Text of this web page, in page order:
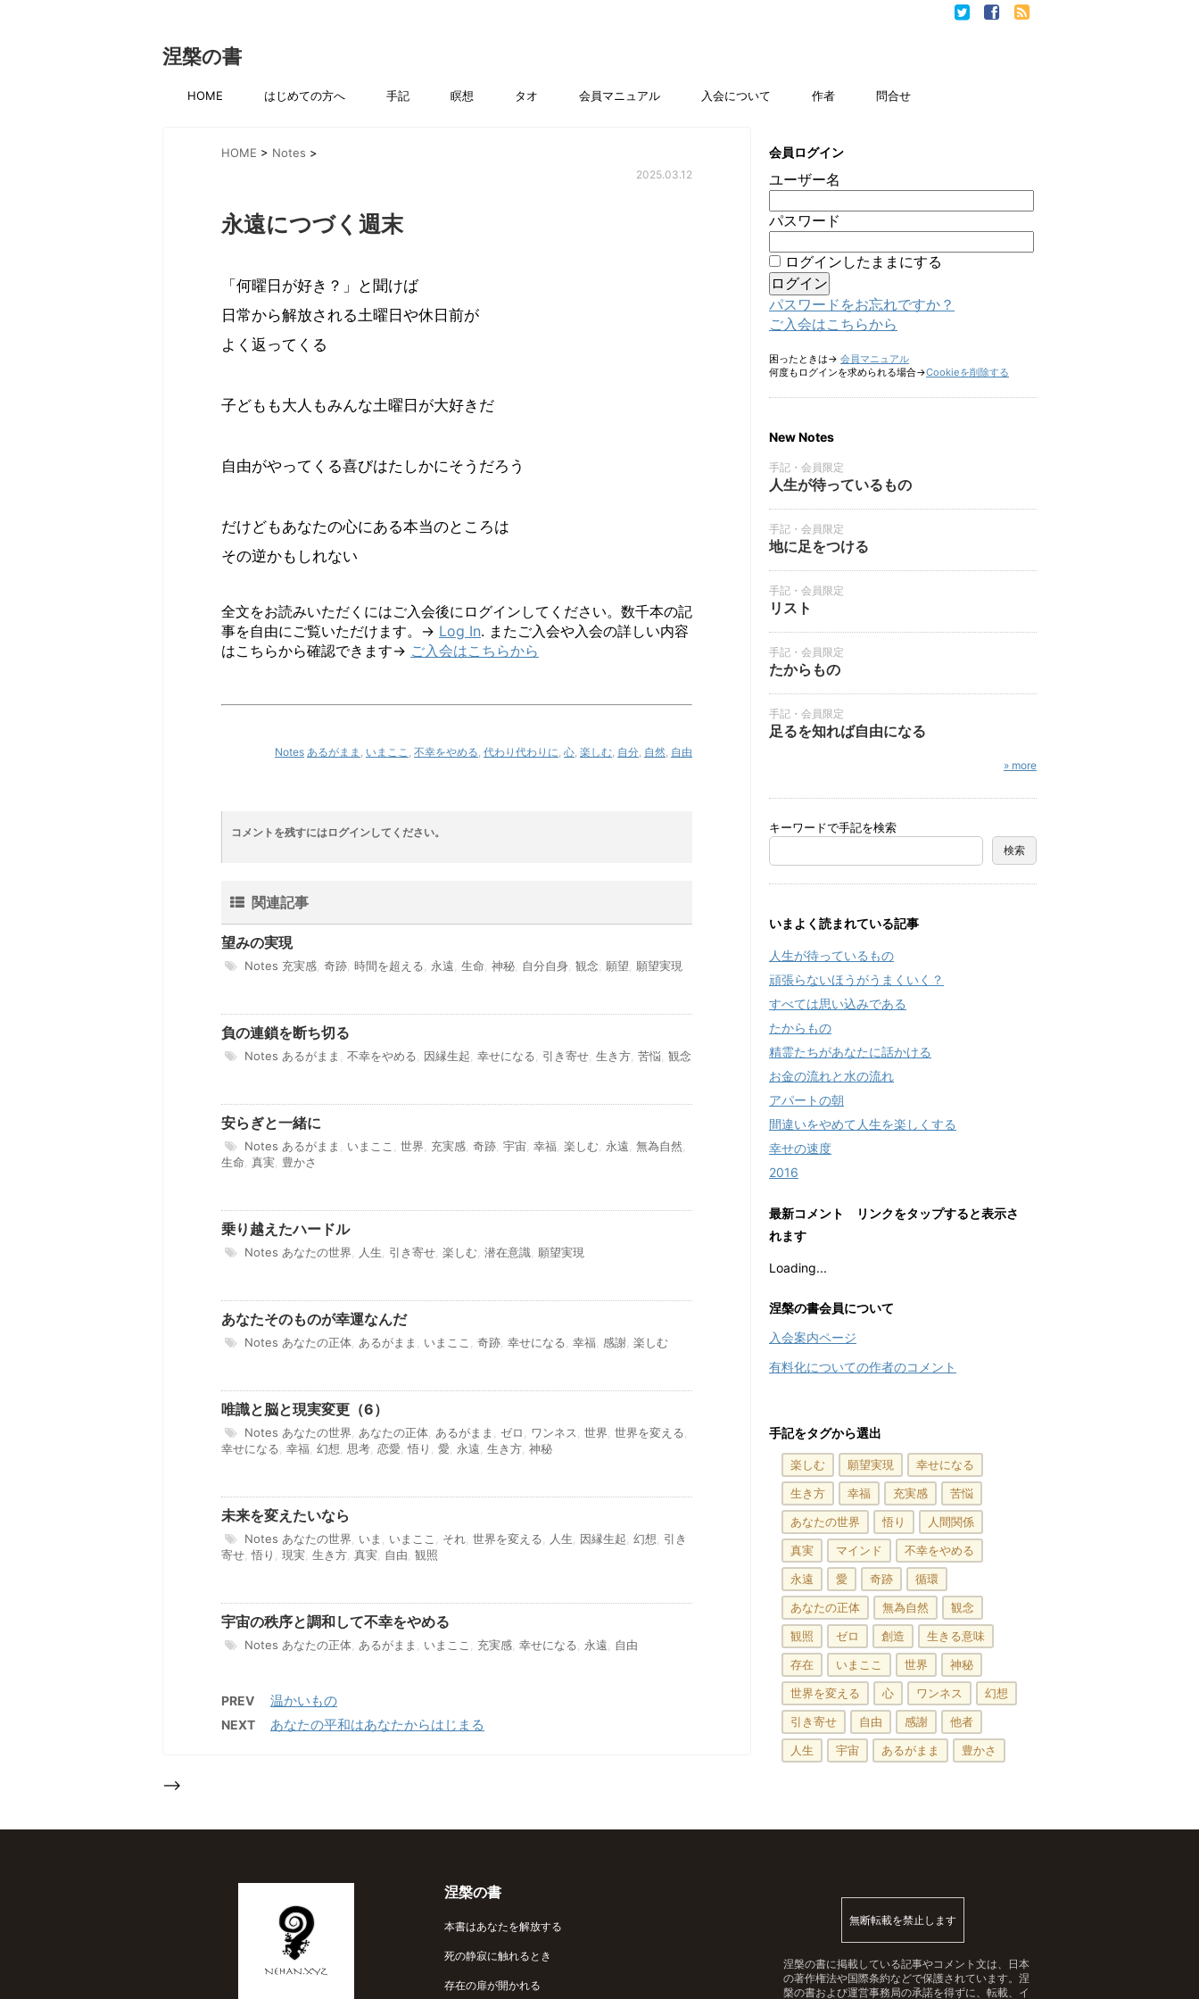
涅槃の書
HOME はじめての方へ 手記 瞑想 タオ 会員マニュアル 入会について 作者 問合せ
HOME > Notes >
2025.03.12
永遠につづく週末
「何曜日が好き？」と聞けば
日常から解放される土曜日や休日前が
よく返ってくる
子どもも大人もみんな土曜日が大好きだ
自由がやってくる喜びはたしかにそうだろう
だけどもあなたの心にある本当のところは
その逆かもしれない
全文をお読みいただくにはご入会後にログインしてください。数千本の記
事を自由にご覧いただけます。→ Log In. またご入会や入会の詳しい内容
はこちらから確認できます→ ご入会はこちらから
Notes あるがまま いまここ 不幸をやめる 代わり代わりに 心 楽しむ 自分 自然 自由
コメントを残すにはログインしてください。
関連記事
望みの実現
Notes 充実感 奇跡 時間を超える 永遠 生命 神秘 自分自身 観念 願望 願望実現
負の連鎖を断ち切る
Notes あるがまま 不幸をやめる 因縁生起 幸せになる 引き寄せ 生き方 苦悩 観念
安らぎと一緒に
Notes あるがまま いまここ 世界 充実感 奇跡 宇宙 幸福 楽しむ 永遠 無為自然
生命 真実 豊かさ
乗り越えたハードル
Notes あなたの世界 人生 引き寄せ 楽しむ 潜在意識 願望実現
あなたそのものが幸運なんだ
Notes あなたの正体 あるがまま いまここ 奇跡 幸せになる 幸福 感謝 楽しむ
唯識と脳と現実変更（6）
Notes あなたの世界 あなたの正体 あるがまま ゼロ ワンネス 世界 世界を変える
幸せになる 幸福 幻想 思考 恋愛 悟り 愛 永遠 生き方 神秘
未来を変えたいなら
Notes あなたの世界 いま いまここ それ 世界を変える 人生 因縁生起 幻想
引き
寄せ 悟り 現実 生き方 真実 自由 観照
宇宙の秩序と調和して不幸をやめる
Notes あなたの正体 あるがまま いまここ 充実感 幸せになる 永遠 自由
PREV 温かいもの
NEXT あなたの平和はあなたからはじまる
会員ログイン
ユーザー名
パスワード
ログインしたままにする
パスワードをお忘れですか？
ご入会はこちらから
困ったときは→ 会員マニュアル
何度もログインを求められる場合→Cookieを削除する
New Notes
手記・会員限定
人生が待っているもの
手記・会員限定
地に足をつける
手記・会員限定
リスト
手記・会員限定
たからもの
手記・会員限定
足るを知れば自由になる
» more
キーワードで手記を検索
いまよく読まれている記事
人生が待っているもの
頑張らないほうがうまくいく？
すべては思い込みである
たからもの
精霊たちがあなたに話かける
お金の流れと水の流れ
アパートの朝
間違いをやめて人生を楽しくする
幸せの速度
2016
最新コメント リンクをタップすると表示さ
れます
Loading...
涅槃の書会員について
入会案内ページ
有料化についての作者のコメント
手記をタグから選出
楽しむ 願望実現
幸せになる
生き方
幸福 充実感
苦悩
あなたの世界
悟り
人間関係
真実
マインド
不幸をやめる
永遠
愛 奇跡
循環
あなたの正体
無為自然
観念
観照
ゼロ 創造
生きる意味
存在
いまここ 世界
神秘
世界を変える
心 ワンネス
幻想
引き寄せ
自由 感謝
他者
人生
宇宙 あるがまま 豊かさ
-->
涅槃の書
本書はあなたを解放する
死の静寂に触れるとき
存在の扉が開かれる
無断転載を禁止します
涅槃の書に掲載している記事やコメント文は、日本
の著作権法や国際条約などで保護されています。涅
槃の書および運営事務局の承諾を得ずに、転載、イ